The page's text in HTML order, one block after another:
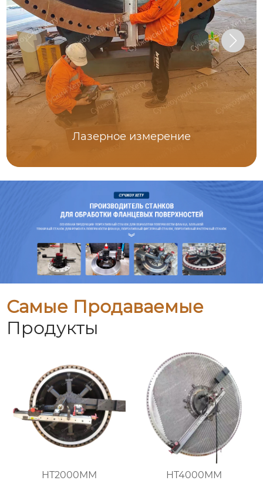
Лазерное измерение
Самые Продаваемые
Продукты
HT2000MM HT4000MM